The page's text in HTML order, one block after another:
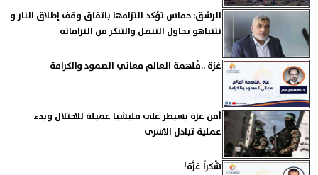
الرشق: حماس تؤكد التزامها باتفاق وقف إطلاق النار و
نتنياهو يحاول التنصل والتنكر من التزاماته
غزة ..مُلهمة العالم معاني الصمود والكرامة
أمن غزة يسيطر على مليشيا عميلة للاحتلال وبدء
عملية تبادل الأسرى
‏شُكراً غزَّة!